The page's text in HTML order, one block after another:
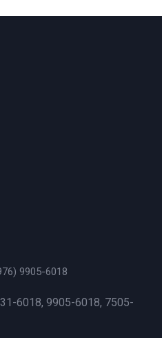
9905-6018
6018, 9905-6018, 7505-